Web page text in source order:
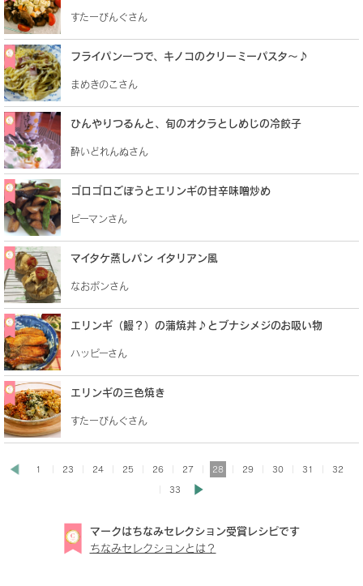
すたーびんぐさん
フライパン一つで、キノコのクリーミーパスタ～♪
まめきのこさん
ひんやりつるんと、旬のオクラとしめじの冷餃子
酔いどれんぬさん
ゴロゴロごぼうとエリンギの甘辛味噌炒め
ピーマンさん
マイタケ蒸しパン イタリアン風
なおポンさん
エリンギ（鰻？）の蒲焼丼♪とブナシメジのお吸い物
ハッピーさん
エリンギの三色焼き
すたーびんぐさん
1 23 24 25 26 27 28 29 30 31 32
33
マークはちなみセレクション受賞レシピです
ちなみセレクションとは？